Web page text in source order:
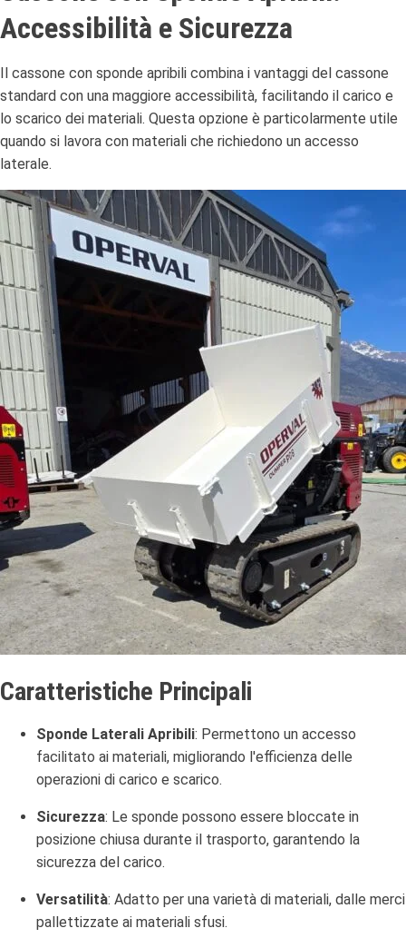
Accessibilità e Sicurezza
Il cassone con sponde apribili combina i vantaggi del cassone
standard con una maggiore accessibilità, facilitando il carico e
lo scarico dei materiali. Questa opzione è particolarmente utile
quando si lavora con materiali che richiedono un accesso
laterale.
Caratteristiche Principali
Sponde Laterali Apribili: Permettono un accesso
facilitato ai materiali, migliorando l'efficienza delle
operazioni di carico e scarico.
Sicurezza: Le sponde possono essere bloccate in
posizione chiusa durante il trasporto, garantendo la
sicurezza del carico.
Versatilità: Adatto per una varietà di materiali, dalle merci
pallettizzate ai materiali sfusi.